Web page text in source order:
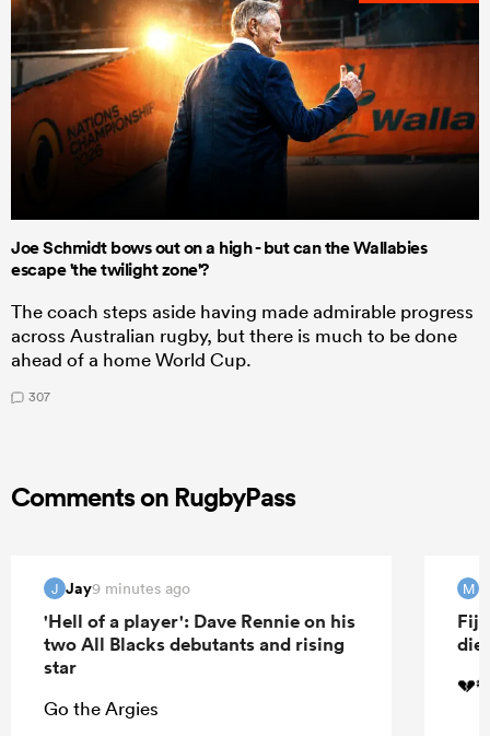
Joe Schmidt bows out on a high - but can the Wallabies
escape 'the twilight zone'?
The coach steps aside having made admirable progress
across Australian rugby, but there is much to be done
ahead of a home World Cup.
307
Comments on RugbyPass
J Jay9 minutes ago
'Hell of a player': Dave Rennie on his
two All Blacks debutants and rising
star
Go the Argies
M